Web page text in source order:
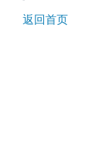
返回首页